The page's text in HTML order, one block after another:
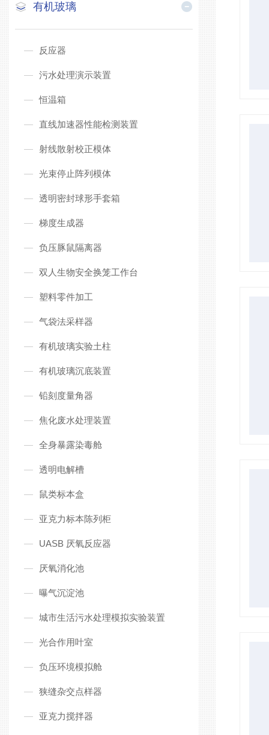
有机玻璃
反应器
污水处理演示装置
恒温箱
直线加速器性能检测装置
射线散射校正模体
光束停止阵列模体
透明密封球形手套箱
梯度生成器
负压豚鼠隔离器
双人生物安全换笼工作台
塑料零件加工
气袋法采样器
有机玻璃实验土柱
有机玻璃沉底装置
铅刻度量角器
焦化废水处理装置
全身暴露染毒舱
透明电解槽
鼠类标本盒
亚克力标本陈列柜
UASB 厌氧反应器
厌氧消化池
曝气沉淀池
城市生活污水处理模拟实验装置
光合作用叶室
负压环境模拟舱
狭缝杂交点样器
亚克力搅拌器